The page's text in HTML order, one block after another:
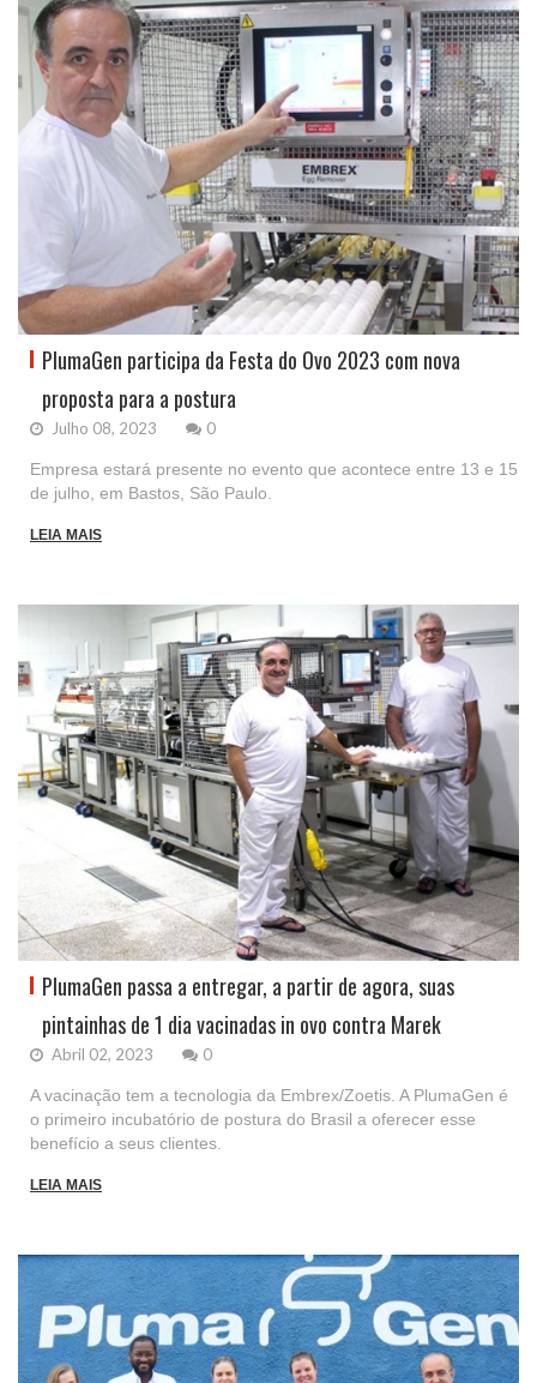
PlumaGen participa da Festa do Ovo 2023 com nova
proposta para a postura
Julho 08, 2023 0
Empresa estará presente no evento que acontece entre 13 e 15
de julho, em Bastos, São Paulo.
LEIA MAIS
PlumaGen passa a entregar, a partir de agora, suas
pintainhas de 1 dia vacinadas in ovo contra Marek
Abril 02, 2023 0
A vacinação tem a tecnologia da Embrex/Zoetis. A PlumaGen é
o primeiro incubatório de postura do Brasil a oferecer esse
benefício a seus clientes.
LEIA MAIS